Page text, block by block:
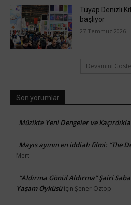
Tüyap Denizli
başlıyor
27 Temmuz 2026
Devamını
Son yorumlar
Müzikte Yeni Dengeler ve
Mayıs ayının en iddialı filmi: “The
Mert
“Aldırma Gönül Aldırma” Şairi
Yaşam Öyküsüiçin Şener Öztop